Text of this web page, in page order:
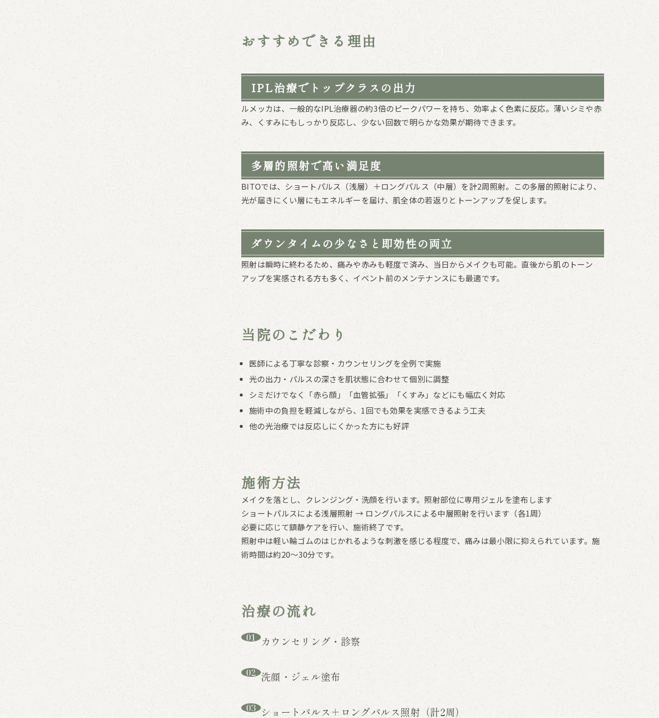
おすすめできる理由
IPL治療でトップクラスの出力
ルメッカは、一般的なIPL治療器の約3倍のピークパワーを持ち、効率よく色素に反応。薄いシミや赤
み、くすみにもしっかり反応し、少ない回数で明らかな効果が期待できます。
多層的照射で高い満足度
BITOでは、ショートパルス（浅層）＋ロングパルス（中層）を計2周照射。この多層的照射により、
光が届きにくい層にもエネルギーを届け、肌全体の若返りとトーンアップを促します。
ダウンタイムの少なさと即効性の両立
照射は瞬時に終わるため、痛みや赤みも軽度で済み、当日からメイクも可能。直後から肌のトーン
アップを実感される方も多く、イベント前のメンテナンスにも最適です。
当院のこだわり
医師による丁寧な診察・カウンセリングを全例で実施
光の出力・パルスの深さを肌状態に合わせて個別に調整
シミだけでなく「赤ら顔」「血管拡張」「くすみ」などにも幅広く対応
施術中の負担を軽減しながら、1回でも効果を実感できるよう工夫
他の光治療では反応しにくかった方にも好評
施術方法
メイクを落とし、クレンジング・洗顔を行います。照射部位に専用ジェルを塗布します
ショートパルスによる浅層照射 → ロングパルスによる中層照射を行います（各1周）
必要に応じて鎮静ケアを行い、施術終了です。
照射中は軽い輪ゴムのはじかれるような刺激を感じる程度で、痛みは最小限に抑えられています。施
術時間は約20〜30分です。
治療の流れ
01 カウンセリング・診察
02 洗顔・ジェル塗布
03 ショートパルス＋ロングパルス照射（計2周）